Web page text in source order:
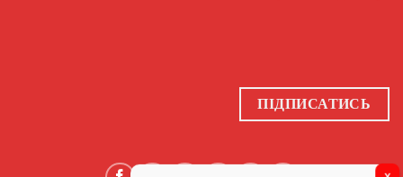
ПІДПИСАТИСЬ